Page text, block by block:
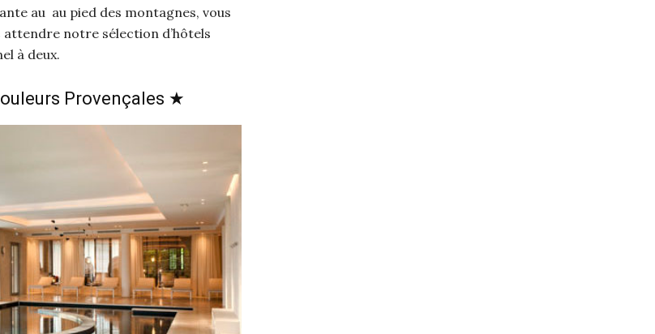
au au pied des montagnes, vous
attendre notre sélection d’hôtels
à deux.
Provençales ★